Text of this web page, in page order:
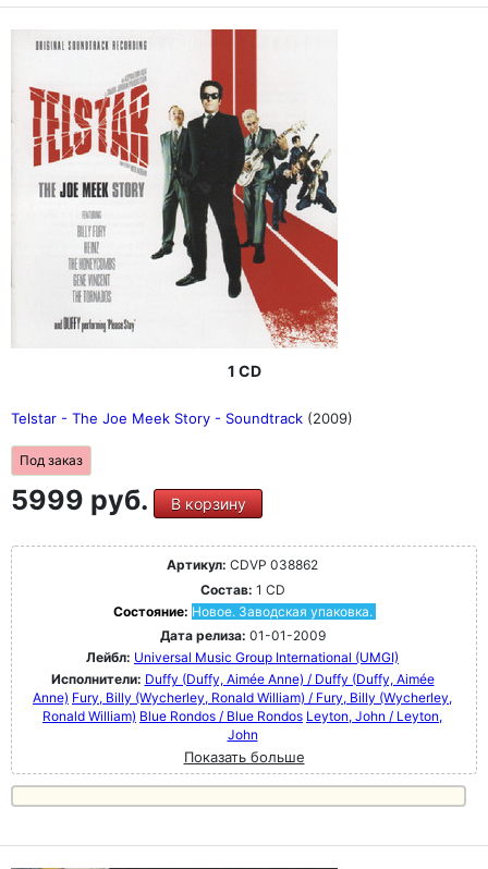
1 CD
Telstar - The Joe Meek Story - Soundtrack (2009)
Под заказ
5999 руб. В корзину
Артикул: CDVP 038862
Состав: 1 CD
Состояние: Новое. Заводская упаковка.
Дата релиза: 01-01-2009
Лейбл: Universal Music Group International (UMGI)
Исполнители: Duffy (Duffy, Aimée Anne) / Duffy (Duffy, Aimée
Anne) Fury, Billy (Wycherley, Ronald William) / Fury, Billy (Wycherley,
Ronald William) Blue Rondos / Blue Rondos Leyton, John / Leyton,
John
Показать больше